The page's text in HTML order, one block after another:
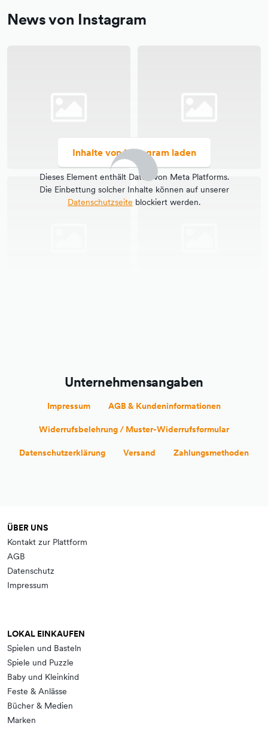
News von Instagram
Inhalte von Instagram laden
Dieses Element enthält Daten von Meta Platforms.
Die Einbettung solcher Inhalte können auf unserer
Datenschutzseite blockiert werden.
Unternehmensangaben
Impressum AGB & Kundeninformationen
Widerrufsbelehrung / Muster-Widerrufsformular
Datenschutzerklärung Versand Zahlungsmethoden
ÜBER UNS
Kontakt zur Plattform
AGB
Datenschutz
Impressum
LOKAL EINKAUFEN
Spielen und Basteln
Spiele und Puzzle
Baby und Kleinkind
Feste & Anlässe
Bücher & Medien
Marken